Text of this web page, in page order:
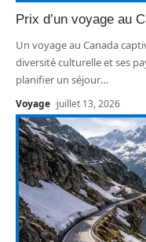
Prix d’un voyage au
Un voyage au Canada
diversité culturelle et ses
planifier un séjour…
Voyage juillet 13, 2026